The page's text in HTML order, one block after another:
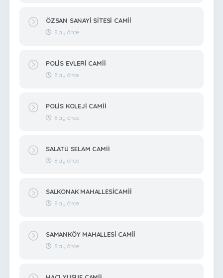
ÖZSAN SANAYİ SİTESİ CAMİİ
8 ay önce
POLİS EVLERİ CAMİİ
8 ay önce
POLİS KOLEJİ CAMİİ
8 ay önce
SALATÜ SELAM CAMİİ
8 ay önce
SALKONAK MAHALLESİCAMİİ
8 ay önce
SAMANKÖY MAHALLESİ CAMİİ
8 ay önce